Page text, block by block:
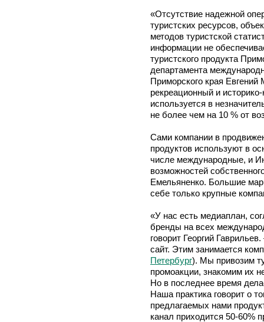
«Отсутствие надежной
туристских ресурсов,
методов туристской
информации не
туристского продукта
департамента
Приморского края
рекреационный и
используется в
не более чем на 10 % от
Сами компании в
продуктов используют в
числе международные, и
возможностей
Емельяненко. Большие
себе только крупные
«У нас есть медиаплан,
бренды на всех
говорит Георгий
сайт. Этим занимается
Петербург). Мы привозим
промоакции, знакомим их
Но в последнее время
Наша практика говорит о
предлагаемых нами
канал приходится 50-60%